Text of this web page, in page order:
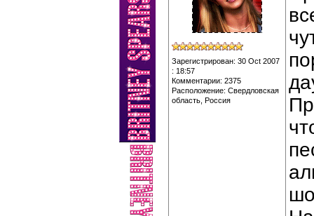
Зарегистрирован: 30 Oct 2007
: 18:57
Комментарии: 2375
Расположение: Свердловская
область, Россия